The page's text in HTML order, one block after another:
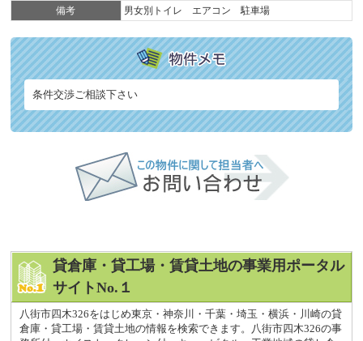
備考
男女別トイレ エアコン 駐車場
条件交渉ご相談下さい
貸倉庫・貸工場・賃貸土地の事業用ポータル
サイトNo.１
八街市四木326をはじめ東京・神奈川・千葉・埼玉・横浜・川崎の貸
倉庫・貸工場・賃貸土地の情報を検索できます。八街市四木326の事